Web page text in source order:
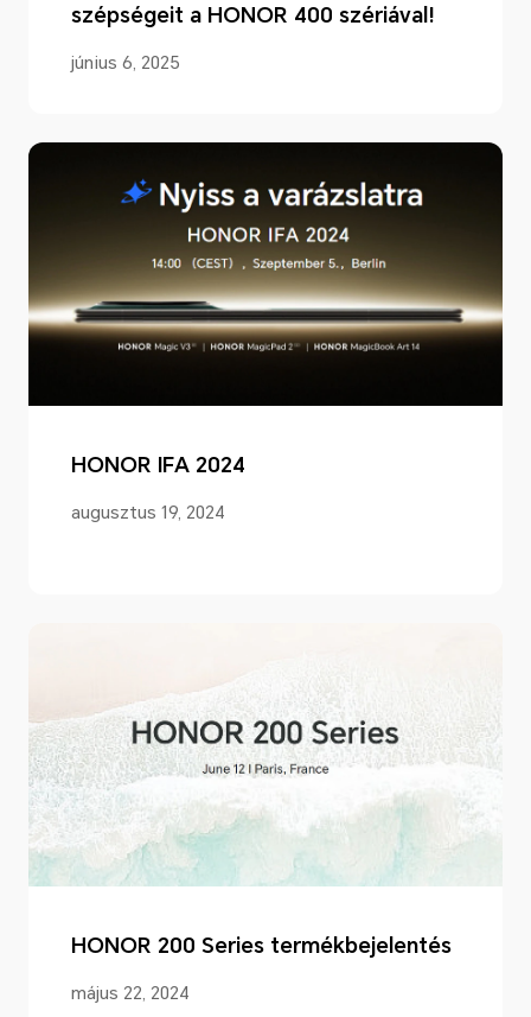
szépségeit a HONOR 400 szériával!
június 6, 2025
HONOR IFA 2024
augusztus 19, 2024
HONOR 200 Series termékbejelentés
május 22, 2024